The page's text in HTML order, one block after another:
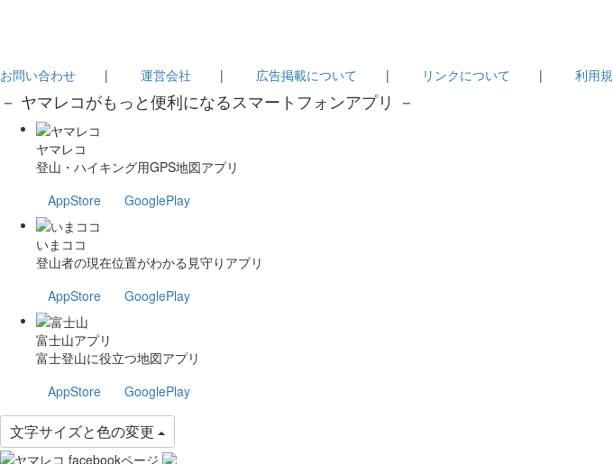
お問い合わせ | 運営会社 | 広告掲載について | リンクについて | 利用
－ ヤマレコがもっと便利になるスマートフォンアプリ －
ヤマレコ
登山・ハイキング用GPS地図アプリ
AppStore
GooglePlay
いまココ
登山者の現在位置がわかる見守りアプリ
AppStore
GooglePlay
富士山アプリ
富士登山に役立つ地図アプリ
AppStore
GooglePlay
文字サイズと色の変更